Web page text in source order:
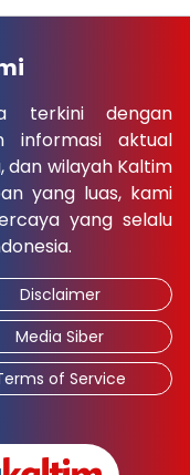
terkini dengan
informasi aktual
dan wilayah Kaltim
yang luas, kami
yang selalu
Disclaimer
Media Siber
of Service